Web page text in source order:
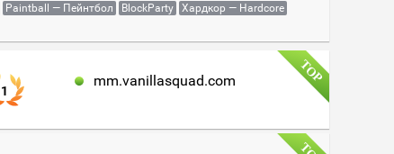
Paintball — Пейнтбол BlockParty
Хардкор — Hardcore
1
mm.vanillasquad.com